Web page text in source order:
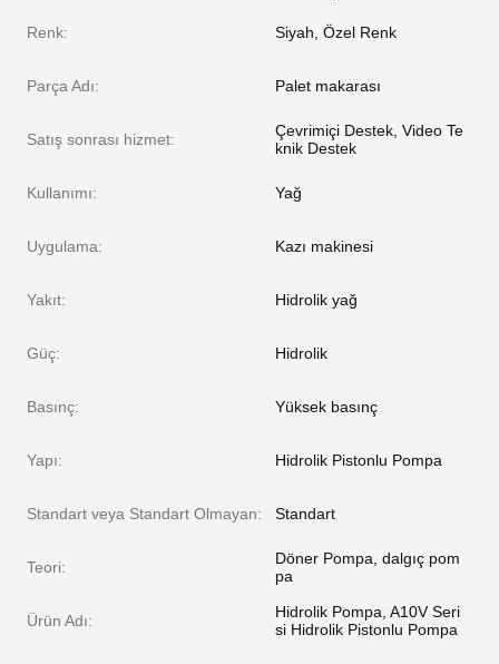
Renk: Siyah, Özel Renk
Parça Adı: Palet makarası
Satış sonrası hizmet:
Çevrimiçi Destek, Video Te
knik Destek
Kullanımı: Yağ
Uygulama: Kazı makinesi
Yakıt: Hidrolik yağ
Güç: Hidrolik
Basınç: Yüksek basınç
Yapı: Hidrolik Pistonlu Pompa
Standart veya Standart Olmayan: Standart
Teori:
Döner Pompa, dalgıç pom
pa
Ürün Adı:
Hidrolik Pompa, A10V Seri
si Hidrolik Pistonlu Pompa